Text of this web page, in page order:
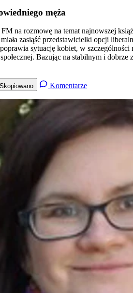
męża
na rozmowę na temat najnowszej
zasiąść przedstawicielki opcji
sytuację kobiet, w
Bazując na stabilnym i
Skopiowano Komentarze